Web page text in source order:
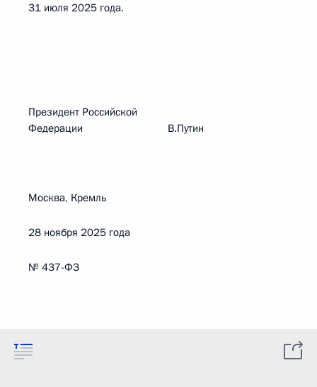
31 июля 2025 года.
Президент Российской
Федерации В.Путин
Москва, Кремль
28 ноября 2025 года
№ 437-ФЗ